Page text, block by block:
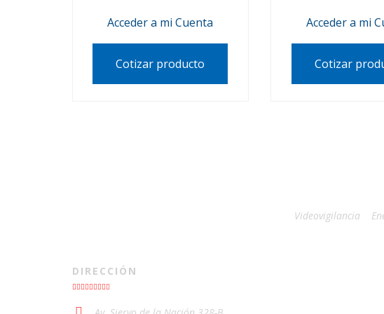
Acceder a mi Cuenta
Cotizar producto
Acceder a mi
Cotizar
Videovigilancia
DIRECCIÓN